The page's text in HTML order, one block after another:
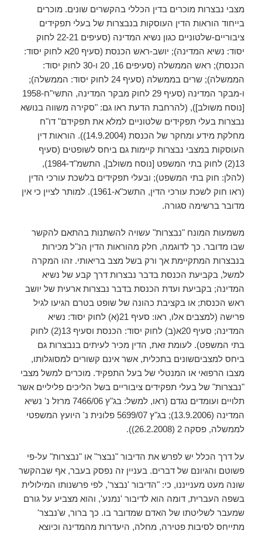
מצבי נבצרות מוכרים בדין הכללי בהקשרים שונים. מוכרים
בייחוד הוראות הדין העוסקות בנבצרות של בעלי תפקידים
ציבוריים-שלטוניים כגון נשיא המדינה (סעיפים 22-21 לחוק
יסוד: נשיא המדינה); יושב-ראש הכנסת (סעיף 20א לחוק יסוד:
הכנסת); ראש הממשלה (סעיפים 16, 20 ו-30 לחוק יסוד:
הממשלה); שרים בממשלה (סעיף 24 לחוק יסוד: הממשלה);
ו-מבקר המדינה (סעיף 29 לחוק מבקר המדינה, התשי"ח-1958
[נוסח משולב]), (להרחבת הדעת ראו גם: "סקירה משווה בנושא
נבצרות בעלי תפקידים שלטוניים למלא את תפקידם" דו"ח
מחלקת מידע ומחקר של הכנסת (14.9.2004)). הוראות דין
העוסקות במצבי נבצרות קיימות גם ביחס לשופטים (סעיף
13(2) לחוק בתי המשפט [נוסח משולב], התשמ"ד-1984),
(להלן: חוק בתי המשפט); ובעלי תפקידים בלשכת עורכי הדין
(ראו חוק לשכת עורכי הדין, התשכ"א-1961). למותר לציין כי אין
מדובר ברשימה סגורה.
משמעות המונח "נבצרות" עשויה להשתנות בהתאם להקשר
שבו מדובר. כך לדוגמה, חלק מהוראות הדין הנ"ל מכירות
בנבצרות המתקיימת אך ורק בשל מצב בריאותי. זהו המקרה
למשל, בקביעת הכנסת בדבר נבצרות דרך קבע של נשיא
המדינה; בקביעת ועדת הכנסת בדבר נבצרות ארעית של יושב
ראש הכנסת; או בקציבת כהונה של שופט בטרם הגיעו לגיל
פרישה (למצבים אלו, ראו: סעיף 21(א) לחוק יסוד: נשיא
המדינה; סעיף 20א(ב) לחוק יסוד: הכנסת וסעיף 13(2) לחוק
בתי המשפט). לעומת זאת, הדין מכיר לעיתים בנבצרות גם
ביחס למצביםשונים בתכלית, אשר אינם קשורים למסוגלותו,
מצבו הרפואי או המנטלי של בעל התפקיד. מוכרים למשל מצבי
"נבצרות" של בעלי תפקידים ציבוריים בשל הליכים פליליים אשר
תלויים ועומדים נגדם (ראו, למשל: בג"ץ 7466/06 מרזל נ' נשיא
המדינה (13.9.2006); בג"ץ 5699/07 פלונית נ' היועץ המשפטי
לממשלה, פסקה 2 (26.2.2008)).
על דרך הכלל יש לפרש את הדיבור "נבצר" או "נבצרות" על-פי
פשוטם והגיונם של דברים. בעניין זה נפסק בעבר, אף שבהקשר
שונה מעט מענייננו, כי: "הדיבור 'נבצר', לפי פרשנותו המילולית
בשפה העברית, דומה הוא לדיבור 'נמנע', והוא מצביע על גורם
שמעבר לשליטתו של האדם שמדובר בו. כך ברור, ש'נבצר'
מתייחס לסיבות פטירה, מחלה, היעדרות מהמדינה וכיוצא